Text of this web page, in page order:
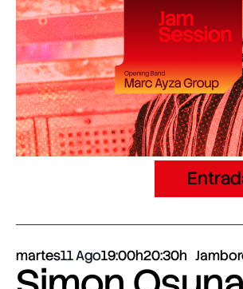
martes11 Ago19:00h20:30h